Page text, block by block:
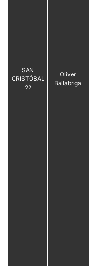
SAN
CRISTÓBAL
22
Oliver
Ballabriga